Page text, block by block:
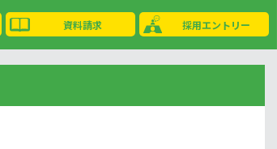
資料請求 採用エントリー